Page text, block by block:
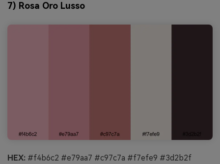
7) Rosa Oro Lusso
HEX: #f4b6c2 #e79aa7 #c97c7a #f7efe9 #3d2b2f